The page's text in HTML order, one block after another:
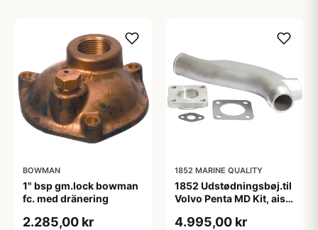
BOWMAN
1" bsp gm.lock bowman
fc. med dränering
2.285,00 kr
1852 MARINE QUALITY
1852 Udstødningsbøj.til
Volvo Penta MD Kit, aisi
4.995,00 kr